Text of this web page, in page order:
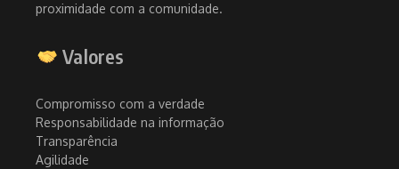
proximidade com a comunidade.
Valores
Compromisso com a verdade
Responsabilidade na informação
Transparência
Agilidade